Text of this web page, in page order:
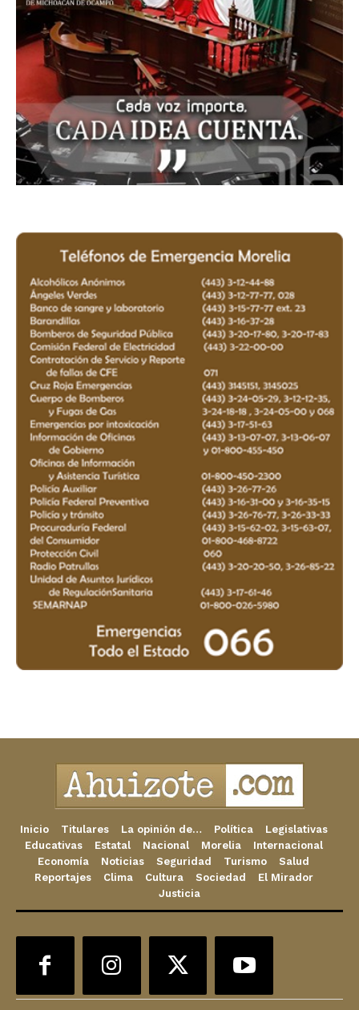
Inicio Titulares La opinión de… Política
Legislativas
Educativas
Estatal Nacional Morelia
Internacional
Economía
Noticias Seguridad Turismo
Salud
Reportajes
Clima Cultura Sociedad
El Mirador
Justicia